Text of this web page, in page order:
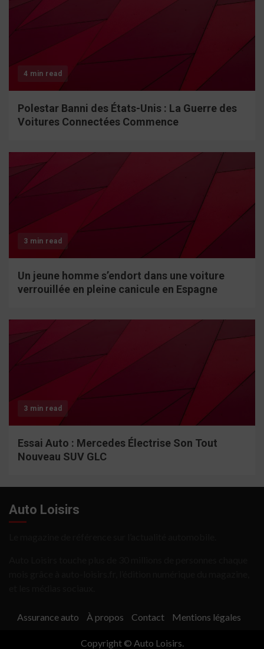
4 min read
Polestar Banni des États-Unis : La Guerre des
Voitures Connectées Commence
3 min read
Un jeune homme s’endort dans une voiture
verrouillée en pleine canicule en Espagne
3 min read
Essai Auto : Mercedes Électrise Son Tout
Nouveau SUV GLC
Auto Loisirs
Assurance auto À propos Contact Mentions légales
Copyright © Auto Loisirs.